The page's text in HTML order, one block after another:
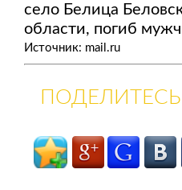
село Белица
области, погиб
Источник: mail.ru